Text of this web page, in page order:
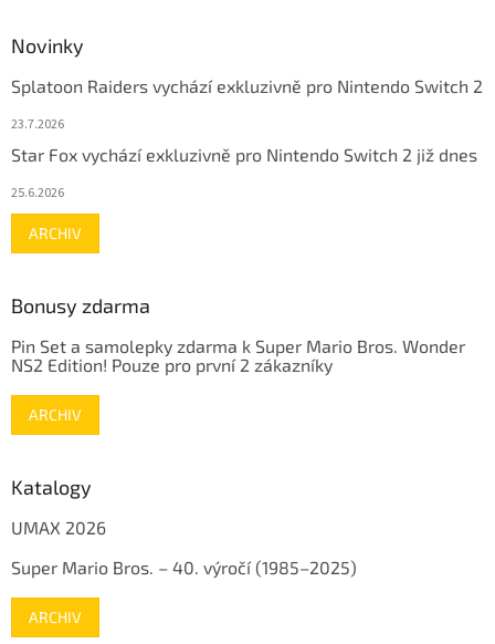
Novinky
Splatoon Raiders vychází exkluzivně pro Nintendo Switch 2
23.7.2026
Star Fox vychází exkluzivně pro Nintendo Switch 2 již dnes
25.6.2026
ARCHIV
Bonusy zdarma
Pin Set a samolepky zdarma k Super Mario Bros. Wonder
NS2 Edition! Pouze pro první 2 zákazníky
ARCHIV
Katalogy
UMAX 2026
Super Mario Bros. – 40. výročí (1985–2025)
ARCHIV